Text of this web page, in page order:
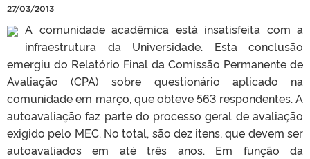
27/03/2013
A comunidade acadêmica está insatisfeita com a
infraestrutura da Universidade. Esta conclusão
emergiu do Relatório Final da Comissão Permanente de
Avaliação (CPA) sobre questionário aplicado na
comunidade em março, que obteve 563 respondentes. A
autoavaliação faz parte do processo geral de avaliação
exigido pelo MEC. No total, são dez itens, que devem ser
autoavaliados em até três anos. Em função da